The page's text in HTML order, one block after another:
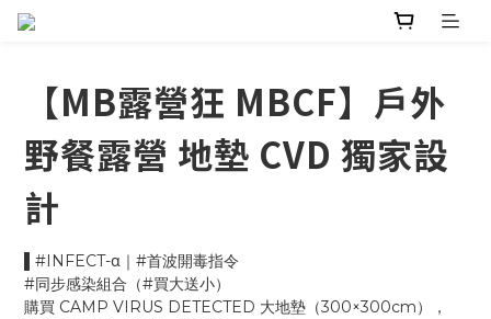
【MB露營狂 MBCF】戶外
野餐露營 地墊 CVD 獨家設
計
▌#INFECT-α｜#首波開毒指令
#同步感染組合（#買大送小）
購買 CAMP VIRUS DETECTED 大地墊（300×300cm），